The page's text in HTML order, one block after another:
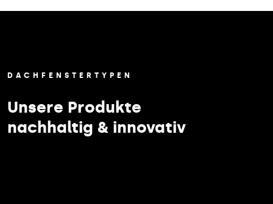
DACHFENSTERTYPEN
Unsere Produkte
nachhaltig & innovativ